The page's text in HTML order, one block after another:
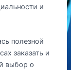
и
полезной
заказать и
выбор о